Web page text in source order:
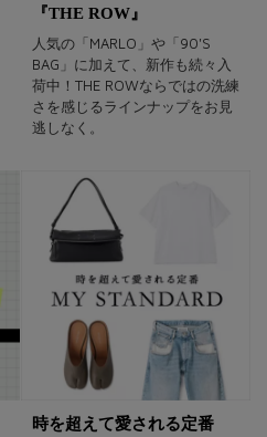
『THE ROW』
人気の「MARLO」や「90'S
BAG」に加えて、新作も続々入
荷中！THE ROWならではの洗練
さを感じるラインナップをお見
逃しなく。
時を超えて愛される定番